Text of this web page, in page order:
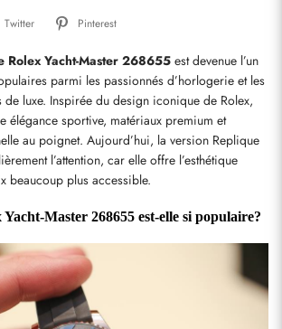
Twitter Pinterest
Rolex Yacht-Master 268655 est devenue l’un
parmi les passionnés d’horlogerie et les
de luxe. Inspirée du design iconique de Rolex,
élégance sportive, matériaux premium et
au poignet. Aujourd’hui, la version Replique
l’attention, car elle offre l’esthétique
beaucoup plus accessible.
Master 268655 est-elle si populaire?